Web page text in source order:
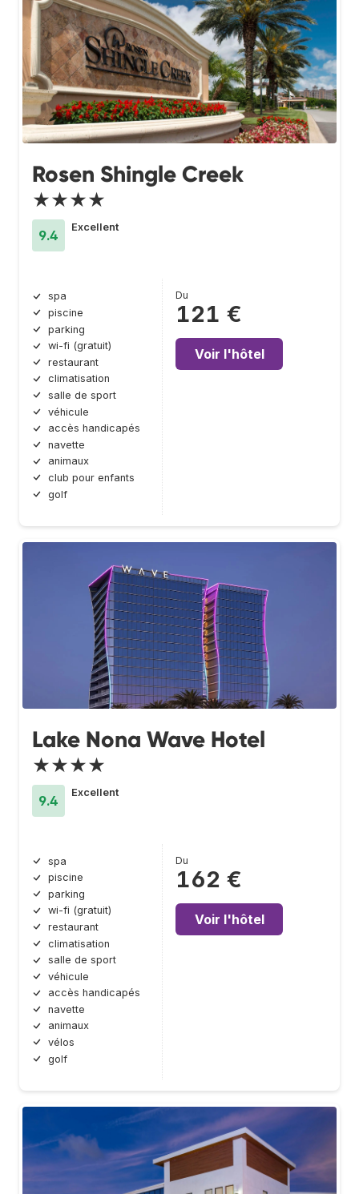
Rosen Shingle Creek
★★★★
9.4
Excellent
spa
piscine
parking
wi-fi (gratuit)
restaurant
climatisation
salle de sport
véhicule
accès handicapés
navette
animaux
club pour enfants
golf
Du
121 €
Voir l'hôtel
Lake Nona Wave Hotel
★★★★
9.4
Excellent
spa
piscine
parking
wi-fi (gratuit)
restaurant
climatisation
salle de sport
véhicule
accès handicapés
navette
animaux
vélos
golf
Du
162 €
Voir l'hôtel